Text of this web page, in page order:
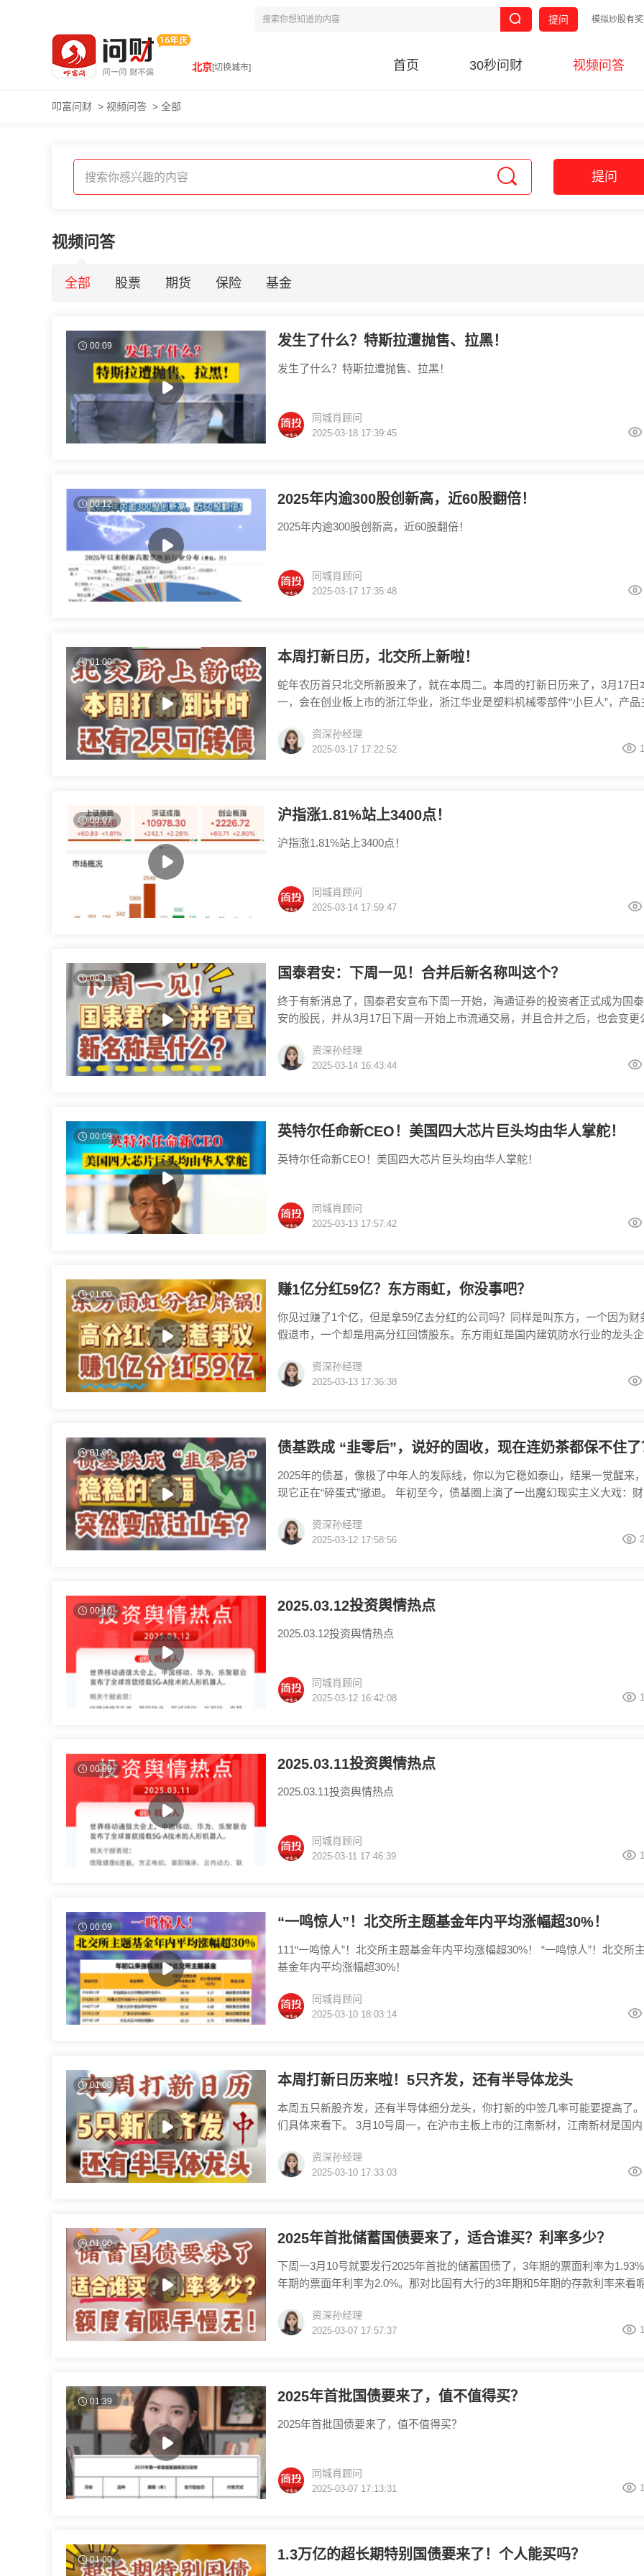
模拟炒股有
提问
北京[切换城市] 首页 30秒问财 视频问答
叩富问财 > 视频问答 > 全部
提问
视频问答
全部 股票 期货 保险 基金
00:09 发生了什么？特斯拉遭抛售、拉黑！
发生了什么？特斯拉遭抛售、拉黑！
同城肖顾问
2025-03-18 17:39:45
00:12 2025年内逾300股创新高，近60股翻倍！
2025年内逾300股创新高，近60股翻倍！
同城肖顾问
2025-03-17 17:35:48
01:00 本周打新日历，北交所上新啦！
蛇年农历首只北交所新股来了，就在本周二。本周的打新日历来了，3月17日
一，会在创业板上市的浙江华业，浙江华业是塑料机械零部件“小巨人”，产品
发科技。开发科技是A股上市公司深科技的控股子公司，开发科技属于仪器仪
造业，是全球最早参与智能电表研发及部署的企业之一。 除此之外，本周二还会
资深孙经理
2025-03-17 17:22:52
00:07 沪指涨1.81%站上3400点！
沪指涨1.81%站上3400点！
同城肖顾问
2025-03-14 17:59:47
00:15 国泰君安：下周一见！合并后新名称叫这个？
终于有新消息了，国泰君安宣布下周一开始，海通证券的投资者正式成为国
安的股民，并从3月17日下周一开始上市流通交易，并且合并之后，也会变更
资深孙经理
2025-03-14 16:43:44
00:09 英特尔任命新CEO！美国四大芯片巨头均由华人掌舵！
英特尔任命新CEO！美国四大芯片巨头均由华人掌舵！
同城肖顾问
2025-03-13 17:57:42
01:00 赚1亿分红59亿？东方雨虹，你没事吧？
你见过赚了1个亿，但是拿59亿去分红的公司吗？同样是叫东方，一个因为财
假退市，一个却是用高分红回馈股东。东方雨虹是国内建筑防水行业的龙头企
吗？为什么股民还会质疑呢，因为东方雨虹在2024年净利润只有1.08亿，差距
么大的数字，很多人都在说是不是要准备卖公司跑路了？东方雨虹对此也进
资深孙经理
2025-03-13 17:36:38
01:00 债基跌成 “韭零后”，说好的固收，现在连奶茶都保不住了
2025年的债基，像极了中年人的发际线，你以为它稳如泰山，结果一觉醒来
现它正在“碎蛋式”撤退。 年初至今，债基圈上演了一出魔幻现实主义大戏：
头让韭菜们集体破防，兴华的纯债基金直接募集失败，成为2025年首只“出道
圈”的选手，基民这下都慌了，说好的稳稳幸福呢，突然变成过山车了。 这次
资深孙经理
2025-03-12 17:58:56
00:10 2025.03.12投资舆情热点
2025.03.12投资舆情热点
同城肖顾问
2025-03-12 16:42:08
00:09 2025.03.11投资舆情热点
2025.03.11投资舆情热点
同城肖顾问
2025-03-11 17:46:39
00:09 “一鸣惊人”！北交所主题基金年内平均涨幅超30%！
111“一鸣惊人”！北交所主题基金年内平均涨幅超30%！ “一鸣惊人”！北交所主题
基金年内平均涨幅超30%！
同城肖顾问
2025-03-10 18:03:14
01:00 本周打新日历来啦！5只齐发，还有半导体龙头
本周五只新股齐发，还有半导体细分龙头，你打新的中签几率可能要提高了
们具体来看下。 3月10号周一，在沪市主板上市的江南新材，江南新材是国内
二，在创业板上市的矽电股份，矽电股份是国产半导体探针台设备龙头，专注
圆测试技术。 3月11号周二，在深市主板上市的新亚电缆，新亚电缆是华南
资深孙经理
2025-03-10 17:33:03
01:00 2025年首批储蓄国债要来了，适合谁买？利率多少？
下周一3月10号就要发行2025年首批的储蓄国债了，3年期的票面利率为
年期的票面年利率为2.0%。那对比国有大行的3年期和5年期的存款利率来看
债的安全性是很高的，是由国家信用做背书的。 第二，有强制储蓄需求的，储
国债的期限比较长，可以帮助个人做强制储蓄，但是储蓄国债也可以中途取
资深孙经理
2025-03-07 17:57:37
01:39 2025年首批国债要来了，值不值得买？
2025年首批国债要来了，值不值得买？
同城肖顾问
2025-03-07 17:13:31
01:00 1.3万亿的超长期特别国债要来了！个人能买吗？